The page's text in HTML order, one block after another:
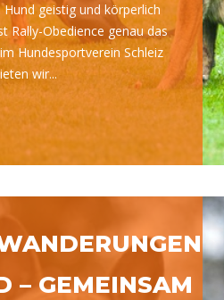
geistig und körperlich
Rally-Obedience genau das
Hundesportverein Schleiz
wir...
– GEMEINSAM